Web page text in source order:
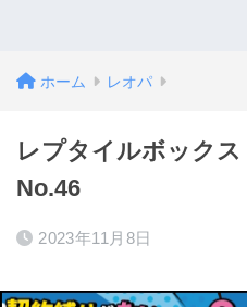
ホーム レオパ
レプタイルボック
No.46
2023年11月8日